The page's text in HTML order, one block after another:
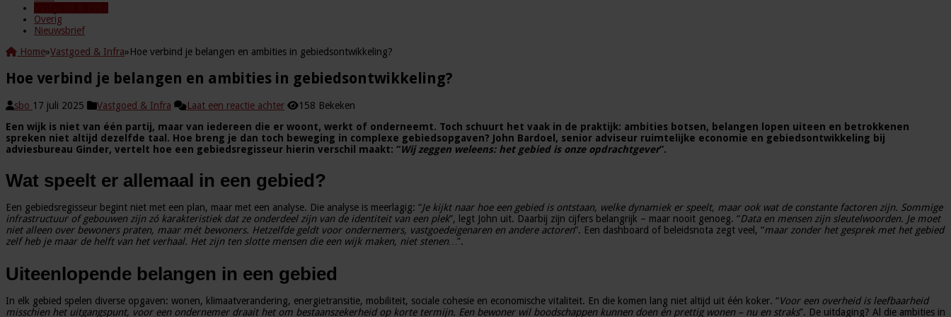
Overig
Nieuwsbrief
Home»Vastgoed & Infra»Hoe verbind je belangen en ambities in gebiedsontwikkeling?
Hoe verbind je belangen en ambities in gebiedsontwikkeling?
sbo 17 juli 2025 Vastgoed & Infra Laat een reactie achter
158 Bekeken
Een wijk is niet van één partij, maar van iedereen die er woont, werkt of onderneemt. Toch schuurt het vaak in de praktijk: ambities botsen, belangen lopen uiteen en betrokkenen
spreken niet altijd dezelfde taal. Hoe breng je dan toch beweging in complexe gebiedsopgaven? John Bardoel, senior adviseur ruimtelijke economie en gebiedsontwikkeling bij
adviesbureau Ginder, vertelt hoe een gebiedsregisseur hierin verschil maakt: “Wij zeggen weleens: het gebied is onze opdrachtgever”.
Wat speelt er allemaal in een gebied?
Een gebiedsregisseur begint niet met een plan, maar met een analyse. Die analyse is meerlagig: “Je kijkt naar hoe een gebied is ontstaan, welke dynamiek er speelt, maar ook wat de constante factoren zijn. Sommige
infrastructuur of gebouwen zijn zó karakteristiek dat ze onderdeel zijn van de identiteit van een plek”, legt John uit. Daarbij zijn cijfers belangrijk – maar nooit genoeg. “Data en mensen zijn sleutelwoorden. Je moet
niet alleen over bewoners praten, maar mét bewoners. Hetzelfde geldt voor ondernemers, vastgoedeigenaren en andere actoren”. Een dashboard of beleidsnota zegt veel, “maar zonder het gesprek met het gebied
zelf heb je maar de helft van het verhaal. Het zijn ten slotte mensen die een wijk maken, niet stenen…”.
Uiteenlopende belangen in een gebied
In elk gebied spelen diverse opgaven: wonen, klimaatverandering, energietransitie, mobiliteit, sociale cohesie en economische vitaliteit. En die komen lang niet altijd uit één koker. “Voor een overheid is leefbaarheid
misschien het uitgangspunt, voor een ondernemer draait het om bestaanszekerheid op korte termijn. Een bewoner wil boodschappen kunnen doen én prettig wonen – nu en straks”. De uitdaging? Al die ambities in